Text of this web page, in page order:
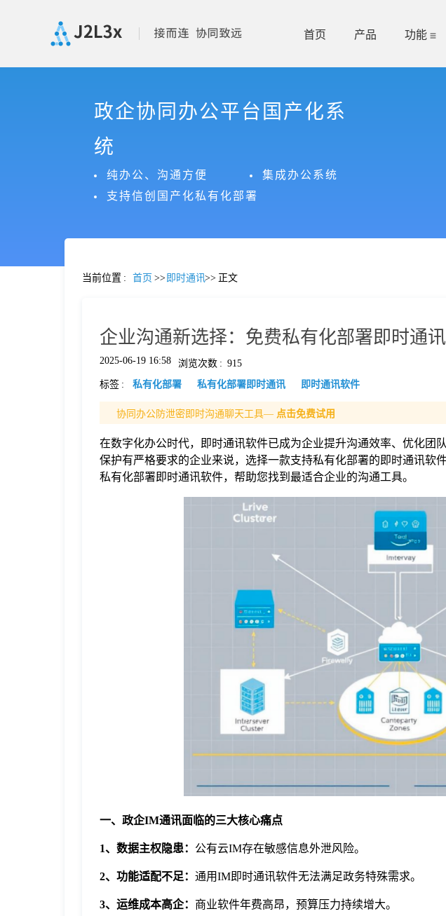
首页 产品 功能
政企协同办公平台国产化系
统
纯办公、沟通方便
集成办公系统
支持信创国产化私有化部署
当前位置 : 首页 >> 即时通讯>> 正文
企业沟通新选择：免费私有化部署即时通
2025-06-19 16:58 浏览次数 : 915
标签 : 私有化部署 私有化部署即时通讯 即时通讯软件
协同办公防泄密即时沟通聊天工具— 点击免费试用
在数字化办公时代，即时通讯软件已成为企业提升沟通效率、优化团
保护有严格要求的企业来说，选择一款支持私有化部署的即时通讯软
私有化部署即时通讯软件，帮助您找到最适合企业的沟通工具。
一、政企IM通讯面临的三大核心痛点
1、数据主权隐患： 公有云IM存在敏感信息外泄风险。
2、功能适配不足： 通用IM即时通讯软件无法满足政务特殊需求。
3、运维成本高企： 商业软件年费高昂，预算压力持续增大。